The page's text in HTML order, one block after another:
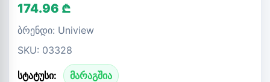
174.96 ₾
ბრენდი: Uniview
SKU: 03328
სტატუსი: მარაგშია